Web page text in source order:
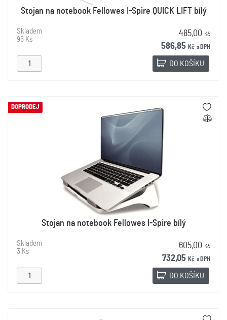
Stojan na notebook Fellowes I-Spire QUICK LIFT bílý
Skladem
96 Ks
485,00 Kč
586,85 Kč s DPH
DO KOŠÍKU
DOPRODEJ
Stojan na notebook Fellowes I-Spire bílý
Skladem
3 Ks
605,00 Kč
732,05 Kč s DPH
DO KOŠÍKU